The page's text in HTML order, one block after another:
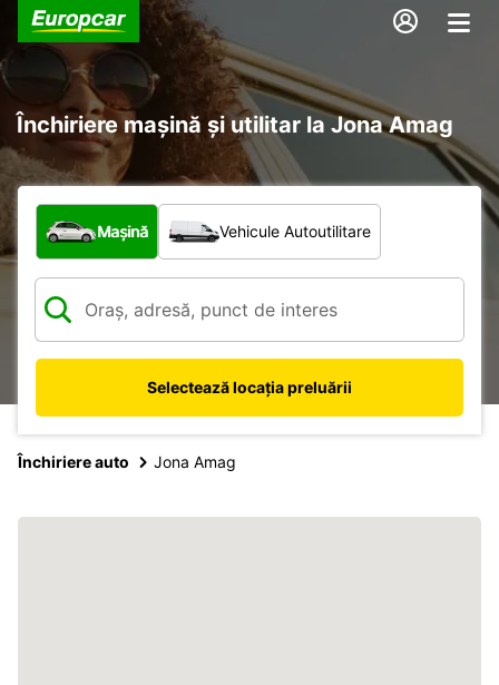
Închiriere mașină și utilitar la Jona Amag
Ce tip de vehicul?
Mașină Vehicule Autoutilitare
Selectează locația preluării
Închiriere auto Jona Amag